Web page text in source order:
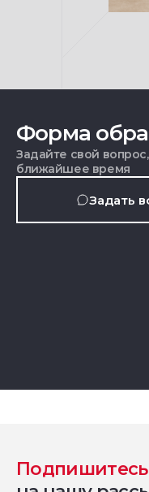
Форма
Задайте свой
ближайшее время
Задать
Подпишитесь